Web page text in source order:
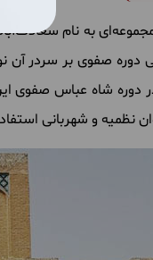
نام سعادت‌آباد بوده که تنها
شاه عباس صفوی
نظمیه و شهربانی استفاده